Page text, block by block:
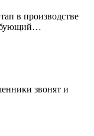
в производстве
звонят и